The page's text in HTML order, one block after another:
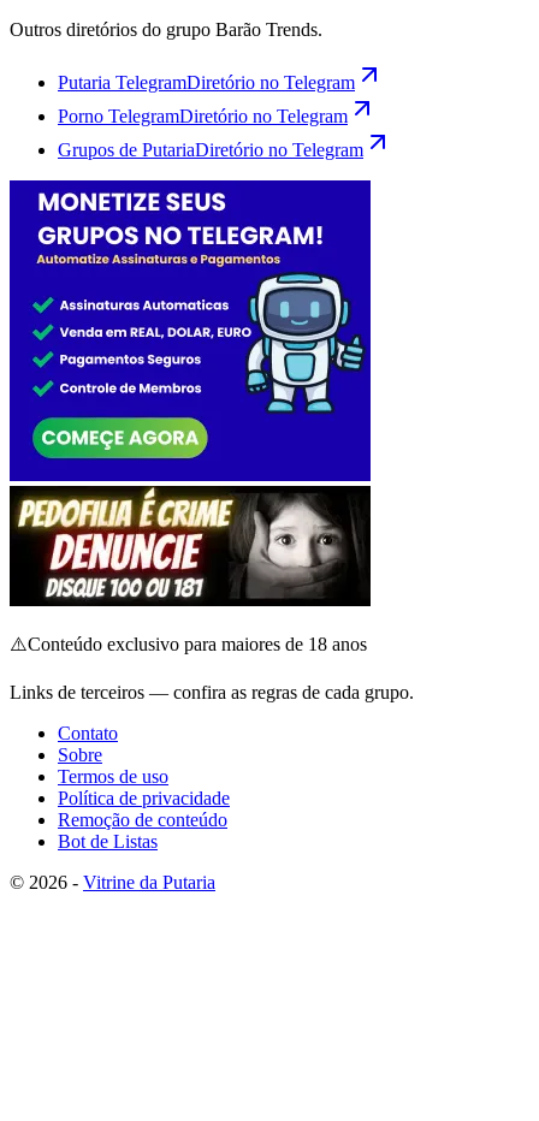
Outros diretórios do grupo Barão Trends.
Putaria TelegramDiretório no Telegram
Porno TelegramDiretório no Telegram
Grupos de PutariaDiretório no Telegram
⚠️Conteúdo exclusivo para maiores de 18 anos
Links de terceiros — confira as regras de cada grupo.
Contato
Sobre
Termos de uso
Política de privacidade
Remoção de conteúdo
Bot de Listas
© 2026 - Vitrine da Putaria